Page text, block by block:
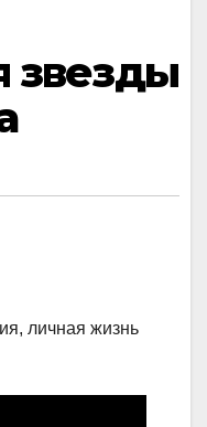
звезды